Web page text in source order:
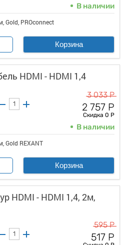
В наличии
Gold, PROconnect
Корзина
HDMI - HDMI 1,4
3 033 Р
2 757 Р
Скидка 0 Р
В наличии
Gold REXANT
Корзина
HDMI - HDMI 1,4, 2м,
595 Р
517 Р